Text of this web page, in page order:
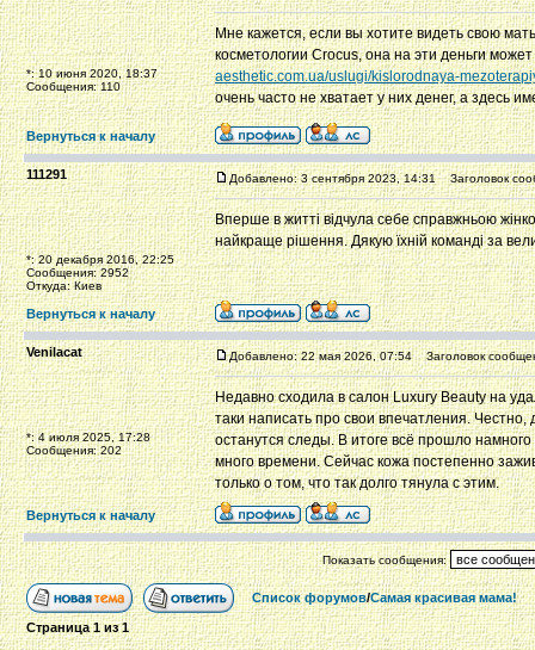
*: 10 июня 2020, 18:37
Сообщения: 110
Мне кажется, если вы хотите видеть свою
косметологии Crocus, она на эти деньги
aesthetic.com.ua/uslugi/kislorodnaya-
очень часто не хватает у них денег, а здесь
Вернуться к началу
111291
*: 20 декабря 2016, 22:25
Сообщения: 2952
Откуда: Киев
Добавлено: 3 сентября 2023, 14:31 Заголовок
Вперше в житті відчула себе справжньою
найкраще рішення. Дякую їхній команді за
Вернуться к началу
Venilacat
*: 4 июля 2025, 17:28
Сообщения: 202
Добавлено: 22 мая 2026, 07:54 Заголовок
Недавно сходила в салон Luxury Beauty на
таки написать про свои впечатления.
останутся следы. В итоге всё прошло
много времени. Сейчас кожа постепенно
только о том, что так долго тянула с этим.
Вернуться к началу
Показать сообщения:
Список форумов/Самая красивая мама!
Страница1из1